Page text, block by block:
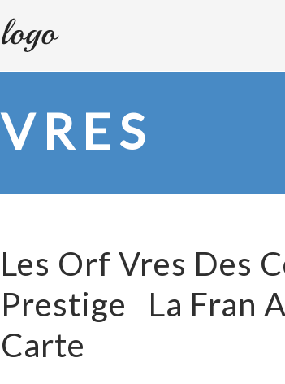
VRES
Les Orf Vres Des
Prestige La Fran
Carte